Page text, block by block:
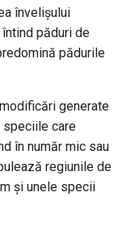
învelișului
păduri de
pădurile
generate
speciile care
în număr mic sau
regiunile de
și unele specii